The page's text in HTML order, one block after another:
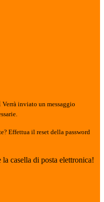
Verrà inviato un messaggio
Effettua il reset della password
casella di posta elettronica!